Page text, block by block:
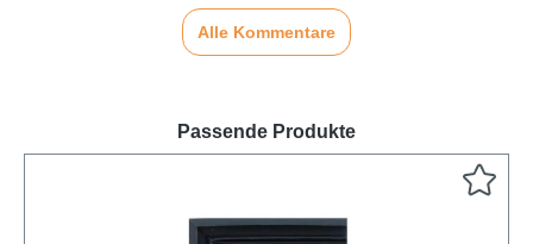
Alle Kommentare
Passende Produkte